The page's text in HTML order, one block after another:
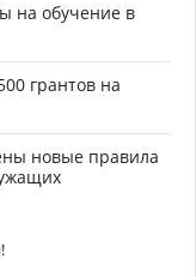
на обучение в
грантов на
новые правила